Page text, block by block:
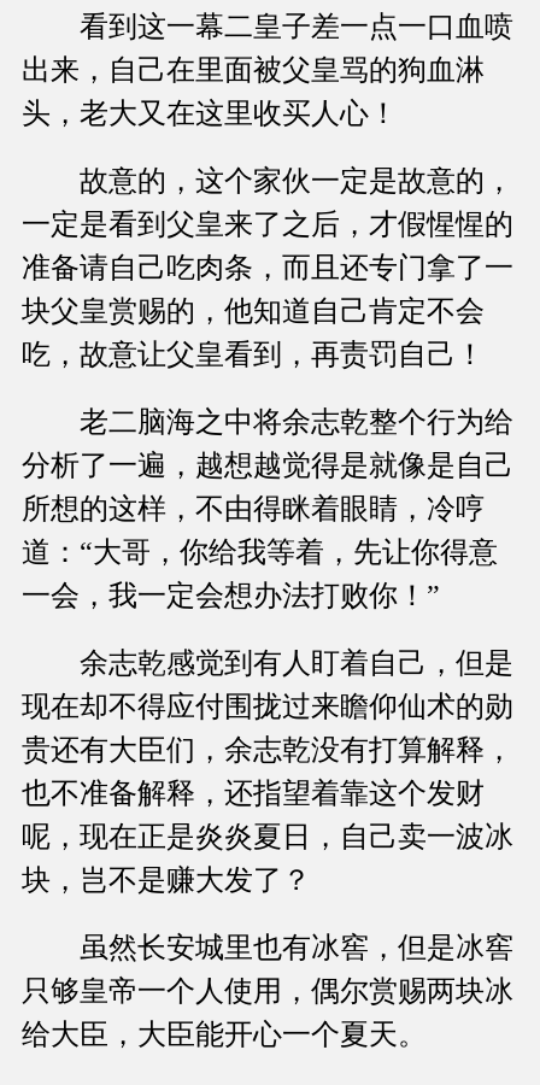
看到这一幕二皇子差一点一口血喷
出来，自己在里面被父皇骂的狗血淋
头，老大又在这里收买人心！
故意的，这个家伙一定是故意的，
一定是看到父皇来了之后，才假惺惺的
准备请自己吃肉条，而且还专门拿了一
块父皇赏赐的，他知道自己肯定不会
吃，故意让父皇看到，再责罚自己！
老二脑海之中将余志乾整个行为给
分析了一遍，越想越觉得是就像是自己
所想的这样，不由得眯着眼睛，冷哼
道：“大哥，你给我等着，先让你得意
一会，我一定会想办法打败你！”
余志乾感觉到有人盯着自己，但是
现在却不得应付围拢过来瞻仰仙术的勋
贵还有大臣们，余志乾没有打算解释，
也不准备解释，还指望着靠这个发财
呢，现在正是炎炎夏日，自己卖一波冰
块，岂不是赚大发了？
虽然长安城里也有冰窖，但是冰窖
只够皇帝一个人使用，偶尔赏赐两块冰
给大臣，大臣能开心一个夏天。